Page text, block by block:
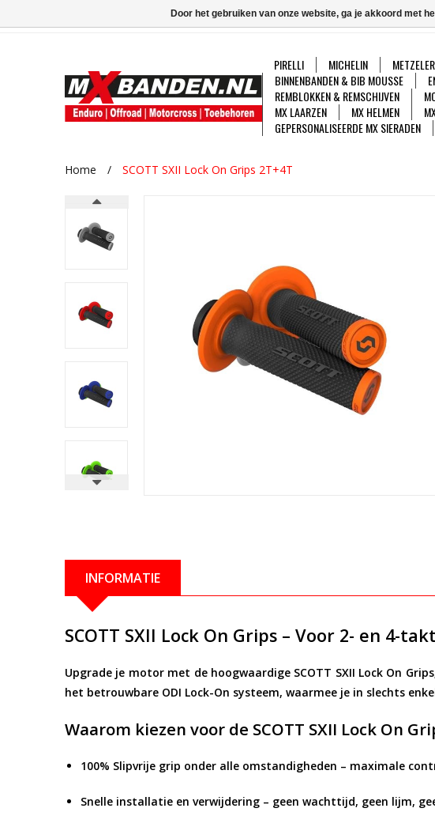
PIRELLI MICHELIN METZELER
BINNENBANDEN & BIB MOUSSE
REMBLOKKEN & REMSCHIJVEN
MX LAARZEN
MX HELMEN
GEPERSONALISEERDE MX SIERADEN
Home / SCOTT SXII Lock On Grips 2T+4T
INFORMATIE
SCOTT SXII Lock On Grips – Voor 2- en 4-
Upgrade je motor met de hoogwaardige SCOTT SXII Lock On Grips
het betrouwbare ODI Lock-On systeem, waarmee je in slechts
Waarom kiezen voor de SCOTT SXII Lock On
100% Slipvrije grip onder alle omstandigheden – maximale
Snelle installatie en verwijdering – geen wachttijd, geen lijm,
Door het gebruiken van onze website, ga je akkoord met